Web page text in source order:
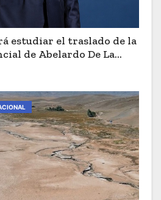
estudiar el traslado de la
de Abelardo De La